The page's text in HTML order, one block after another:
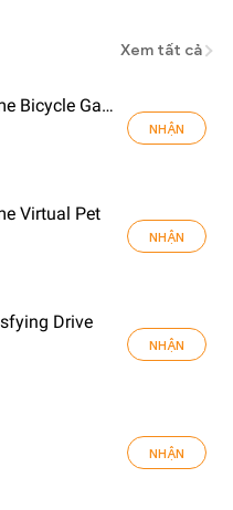
Xem tất cả
BMX Cycle Extreme Bicycle Game
NHẬN
Virtual Pet
NHẬN
Drive
NHẬN
NHẬN